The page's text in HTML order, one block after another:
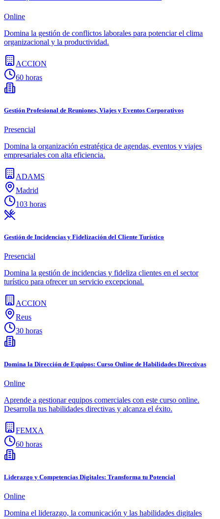
Online
Domina la gestión de conflictos laborales para potenciar el clima
organizacional y la productividad.
ACCION
60 horas
Gestión Profesional de Reuniones, Viajes y Eventos Corporativos
Presencial
Domina la organización estratégica de agendas, eventos y viajes
empresariales con alta eficiencia.
ADAMS
Madrid
103 horas
Gestión de Incidencias y Fidelización del Cliente Turístico
Presencial
Domina la gestión de incidencias y fideliza clientes en el sector
turístico para ofrecer un servicio excepcional.
ACCION
Reus
30 horas
Domina la Dirección de Equipos: Curso Online de Habilidades Directivas
Online
Aprende a gestionar equipos comerciales con este curso online.
Desarrolla tus habilidades directivas y alcanza el éxito.
FEMXA
60 horas
Liderazgo y Competencias Digitales: Transforma tu Potencial
Online
Domina el liderazgo, la comunicación y las habilidades digitales